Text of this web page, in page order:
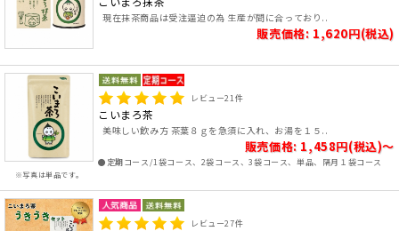
現在抹茶商品は受注逼迫の為 生産が間に合っており..
販売価格: 1,620円(税込)
※写真は単品です。
レビュー21件
こいまろ茶
美味しい飲み方 茶葉８ｇを急須に入れ、お湯を１５..
販売価格: 1,458円(税込)～
●定期コース/1袋コース、2袋コース、3袋コース、単品、隔月１袋コース
レビュー27件